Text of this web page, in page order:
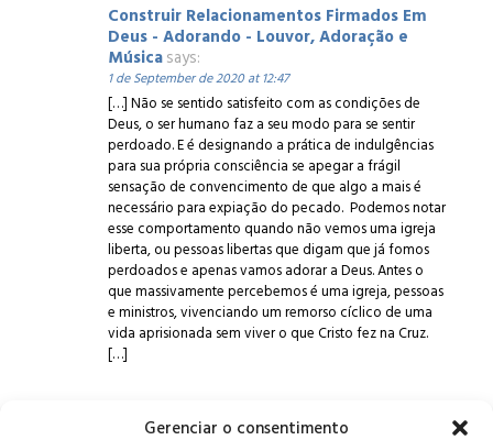
Gerenciar o consentimento
Construir Relacionamentos Firmados Em
Deus - Adorando - Louvor, Adoração e
Músicasays:
1 de September de 2020 at 12:47
[…] Não se sentido satisfeito com as condições de
Deus, o ser humano faz a seu modo para se sentir
perdoado. E é designando a prática de indulgências
para sua própria consciência se apegar a frágil
sensação de convencimento de que algo a mais é
necessário para expiação do pecado. Podemos notar
esse comportamento quando não vemos uma igreja
liberta, ou pessoas libertas que digam que já fomos
perdoados e apenas vamos adorar a Deus. Antes o
que massivamente percebemos é uma igreja, pessoas
e ministros, vivenciando um remorso cíclico de uma
vida aprisionada sem viver o que Cristo fez na Cruz.
[…]